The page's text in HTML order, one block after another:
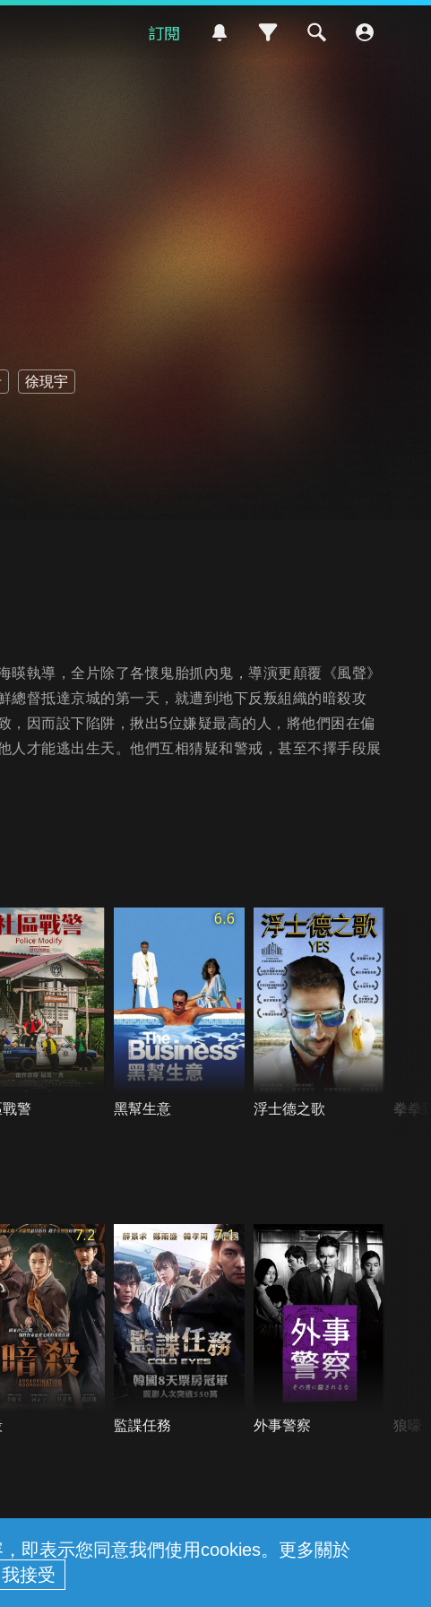
即表示您同意我們使用cookies。更多關於
訂閱
徐現宇
執導，全片除了各懷鬼胎抓內鬼，導演更顛覆《風聲》
總督抵達京城的第一天，就遭到地下反叛組織的暗殺攻
，因而設下陷阱，揪出5位嫌疑最高的人，將他們困在偏
才能逃出生天。他們互相猜疑和警戒，甚至不擇手段展
警
6.6
黑幫生意 浮士德之歌 拳拳
7.2 7.1
監諜任務 外事警察 狼嚎